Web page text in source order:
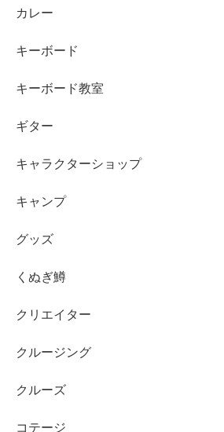
カレー
キーボード
キーボード教室
ギター
キャラクターショップ
キャンプ
グッズ
くぬぎ鱒
クリエイター
クルージング
クルーズ
コテージ